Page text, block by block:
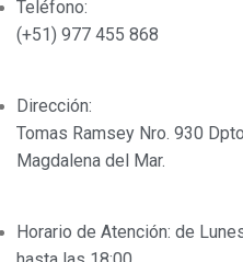
Teléfono:
(+51) 977 455 868
Dirección:
Tomas Ramsey Nro. 930
Magdalena del Mar.
Horario de Atención: de